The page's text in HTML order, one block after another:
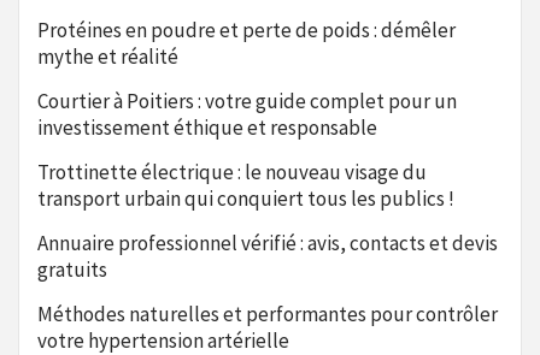
Protéines en poudre et perte de poids : démêler
mythe et réalité
Courtier à Poitiers : votre guide complet pour un
investissement éthique et responsable
Trottinette électrique : le nouveau visage du
transport urbain qui conquiert tous les publics !
Annuaire professionnel vérifié : avis, contacts et devis
gratuits
Méthodes naturelles et performantes pour contrôler
votre hypertension artérielle